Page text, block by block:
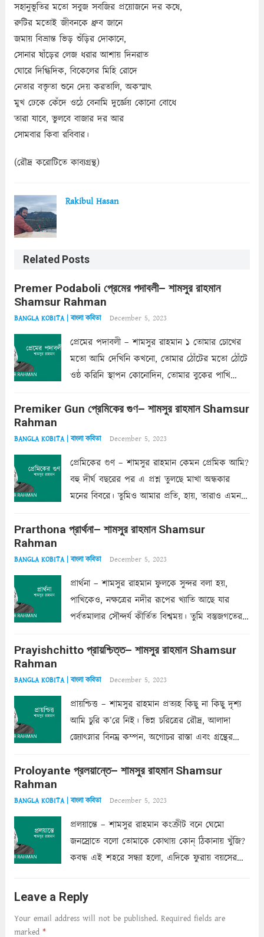
সহানুভূতির মতো সবুজ সবজির প্রয়োজনে দর কষে,
রুটির মতোই জীবনকে ধ্রুব জানে
জমায় বিভ্রান্ত ভিড় শুঁড়ির দোকানে,
সোনার ষাঁড়ের লেজ ধরার আশায় দিনরাত
ঘোরে দিগ্ধিদিক, বিকেলের মিহি রোদে
নেতার বক্তৃতা শুনে দেয় করতালি, অকস্মাৎ
মুখ ঢেকে কেঁদে ওঠে বেনামি দুর্জ্ঞেয় কোনো বোধে
তারা যাবে, ভুলবে বাজার দর আর
সোমবার কিবা রবিবার।
(রৌদ্র করোটিতে কাব্যগ্রন্থ)
Rakibul Hasan
Related Posts
Premer Podaboli প্রেমের পদাবলী– শামসুর রাহমান
Shamsur Rahman
BANGLA KOBITA | বাংলা কবিতা December 5, 2023
প্রেমের পদাবলী – শামসুর রাহমান ১ তোমার চোখের
মতো আমি দেখিনি কখনো, তোমার ঠোঁটের মতো ঠোঁটে
ওষ্ঠ করিনি স্থাপন কোনোদিন, তোমার বুকের পাখি
কোথাও কি এরকম ছায়া দেয় ক্লান্তির প্রহরে? মুছে
Premiker Gun প্রেমিকের গুণ– শামসুর রাহমান Shamsur
Rahman
BANGLA KOBITA | বাংলা কবিতা December 5, 2023
প্রেমিকের গুণ – শামসুর রাহমান কেমন প্রেমিক আমি?
বহু দীর্ঘ বছরের পর এ প্রশ্ন তুলছে মাখা অন্ধকার
মনের বিবরে। তুমিও আমার প্রতি, হায়, তারাও এমন
একান্ত জরুরি- নইলে একটি দেয়াল নিমেষেই ভীষণ
Prarthona প্রার্থনা– শামসুর রাহমান Shamsur
Rahman
BANGLA KOBITA | বাংলা কবিতা December 5, 2023
প্রার্থনা – শামসুর রাহমান ফুলকে সুন্দর বলা হয়,
পাখিকেও, নক্ষত্রের নদীর রূপের খ্যাতি আছে যার
পর্বতমালার সৌন্দর্য কীর্তিত বিশ্বময়। তুমি বস্তুজগতের
তার সুষমায় পার্থক্য অনেক। তোমাকে সুন্দরী বলা চলে,
Prayishchitto প্রায়শ্চিত্ত– শামসুর রাহমান Shamsur
Rahman
BANGLA KOBITA | বাংলা কবিতা December 5, 2023
প্রায়শ্চিত্ত – শামসুর রাহমান প্রত্যহ কিছু না কিছু দৃশ্য
আমি চুরি ক’রে নিই। ভিন্ন চরিত্রের রৌদ্র, আলাদা
জ্যোৎস্নার বিনম্র কম্পন, অগোচর রাস্তা এবং গ্রন্থের
ছায়াচ্ছন্ন মোহন মিথুন মূর্তি, লোপামুদ্রা ভীষণ বিব্রত
Proloyante প্রলয়ান্তে– শামসুর রাহমান Shamsur
Rahman
BANGLA KOBITA | বাংলা কবিতা December 5, 2023
প্রলয়ান্তে – শামসুর রাহমান কংক্রীট বনে ঘেমো
জনস্রোতে বলো তোমাকে কোথায় কোন্‌ ঠিকানায় খুঁজি?
কবন্ধ এই শহরে সন্ধ্যা হলো, এদিকে ফুরায় বয়সের
আমার শরীরে সখ্য গড়ে, তোমার গহন ঊর্মিল যৌবন
আনে আশ্বন...
Leave a Reply
Your email address will not be published. Required fields are
marked *